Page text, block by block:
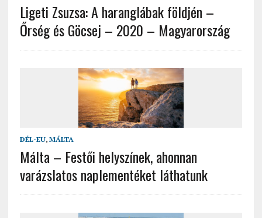
Ligeti Zsuzsa: A haranglábak földjén –
Őrség és Göcsej – 2020 – Magyarország
DÉL-EU, MÁLTA
Málta – Festői helyszínek, ahonnan
varázslatos naplementéket láthatunk